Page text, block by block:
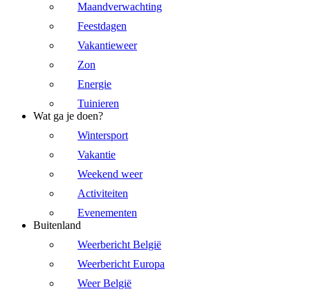
Maandverwachting
Feestdagen
Vakantieweer
Zon
Energie
Tuinieren
Wat ga je doen?
Wintersport
Vakantie
Weekend weer
Activiteiten
Evenementen
Buitenland
Weerbericht België
Weerbericht Europa
Weer België